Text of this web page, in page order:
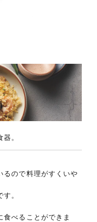
。
るので料理がすくいや
。
食べることができま